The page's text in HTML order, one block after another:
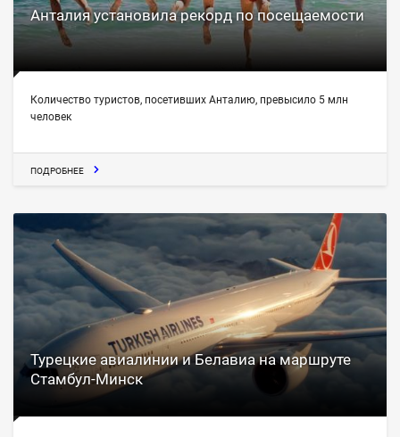
Анталия установила рекорд по посещаемости
Количество туристов, посетивших Анталию, превысило 5 млн
человек
ПОДРОБНЕЕ
Турецкие авиалинии и Белавиа на маршруте
Стамбул-Минск